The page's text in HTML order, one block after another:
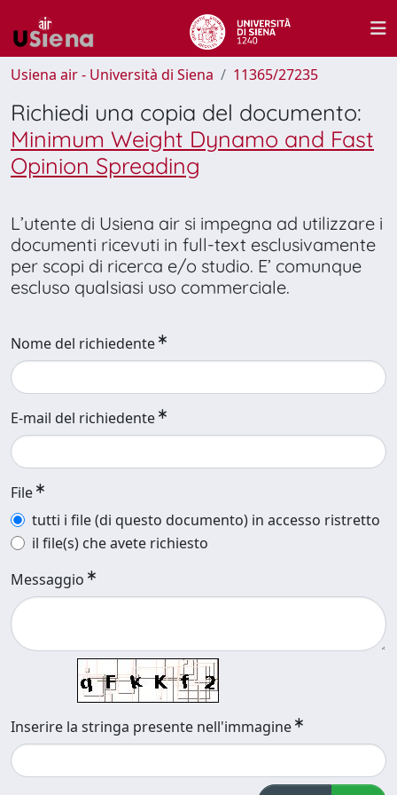
Usiena air - Università di Siena 11365/27235
Richiedi una copia del documento:
Minimum Weight Dynamo and Fast
Opinion Spreading
L’utente di Usiena air si impegna ad utilizzare i
documenti ricevuti in full-text esclusivamente
per scopi di ricerca e/o studio. E’ comunque
escluso qualsiasi uso commerciale.
Nome del richiedente
E-mail del richiedente
File
tutti i file (di questo documento) in accesso ristretto
il file(s) che avete richiesto
Messaggio
Inserire la stringa presente nell'immagine